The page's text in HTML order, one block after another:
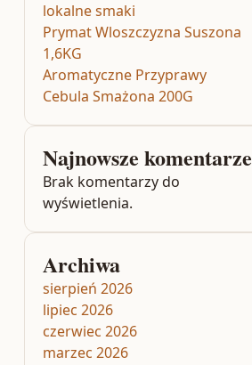
lokalne smaki
Prymat Wloszczyzna Suszona
1,6KG
Aromatyczne Przyprawy
Cebula Smażona 200G
Najnowsze komentarze
Brak komentarzy do
wyświetlenia.
Archiwa
sierpień 2026
lipiec 2026
czerwiec 2026
marzec 2026